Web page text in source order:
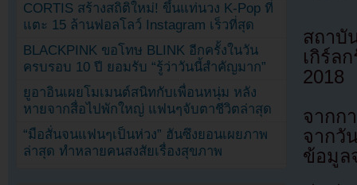
สถาบั
เกิร์ล
2018
จากก
จากวั
ข้อมูล
CORTIS สร้างสถิติใหม่! ขึ้นแท่นวง K-Pop ที่
แตะ 15 ล้านฟอลโลว์ Instagram เร็วที่สุด
BLACKPINK ขอโทษ BLINK อีกครั้งในวัน
ครบรอบ 10 ปี ยอมรับ “รู้ว่าวันนี้สำคัญมาก”
ยูอาอินเผยโมเมนต์สนิทกับเพื่อนหนุ่ม หลัง
หายจากสื่อไปพักใหญ่ แฟนๆจับตาชีวิตล่าสุด
“มือสั่นจนแฟนๆเป็นห่วง” ฮันซึงยอนเผยภาพ
ล่าสุด ทำหลายคนสงสัยเรื่องสุขภาพ